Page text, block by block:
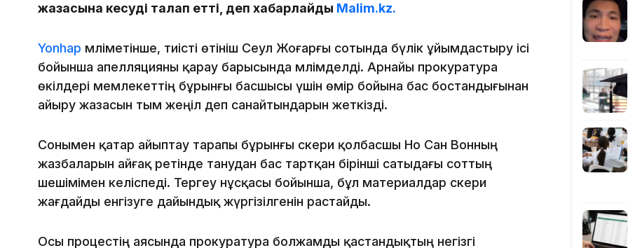
жазасына кесуді талап етті, деп хабарлайды Malim.kz.
Yonhap мәліметінше, тиісті өтініш Сеул Жоғарғы сотында бүлік ұйымдастыру ісі
бойынша апелляцияны қарау барысында мәлімделді. Арнайы прокуратура
өкілдері мемлекеттің бұрынғы басшысы үшін өмір бойына бас бостандығынан
айыру жазасын тым жеңіл деп санайтындарын жеткізді.
Сонымен қатар айыптау тарапы бұрынғы әскери қолбасшы Но Сан Вонның
жазбаларын айғақ ретінде танудан бас тартқан бірінші сатыдағы соттың
шешімімен келіспеді. Тергеу нұсқасы бойынша, бұл материалдар әскери
жағдайды енгізуге дайындық жүргізілгенін растайды.
Осы процестің аясында прокуратура болжамды қастандықтың негізгі
12:35